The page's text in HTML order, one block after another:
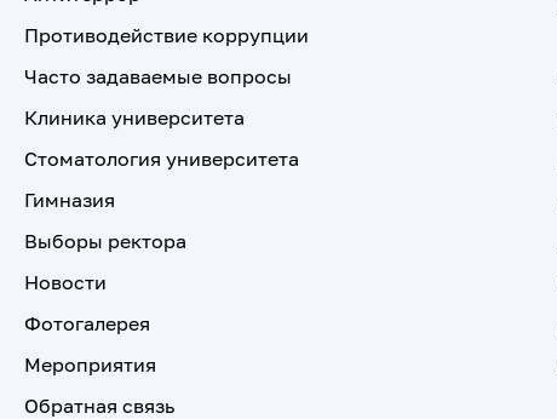
Противодействие коррупции
Часто задаваемые вопросы
Клиника университета
Стоматология университета
Гимназия
Выборы ректора
Новости
Фотогалерея
Мероприятия
Обратная связь